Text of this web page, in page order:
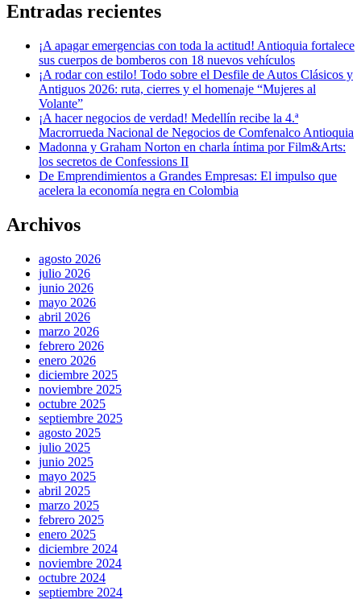
Entradas recientes
¡A apagar emergencias con toda la actitud! Antioquia fortalece
sus cuerpos de bomberos con 18 nuevos vehículos
¡A rodar con estilo! Todo sobre el Desfile de Autos Clásicos y
Antiguos 2026: ruta, cierres y el homenaje “Mujeres al
Volante”
¡A hacer negocios de verdad! Medellín recibe la 4.ª
Macrorrueda Nacional de Negocios de Comfenalco Antioquia
Madonna y Graham Norton en charla íntima por Film&Arts:
los secretos de Confessions II
De Emprendimientos a Grandes Empresas: El impulso que
acelera la economía negra en Colombia
Archivos
agosto 2026
julio 2026
junio 2026
mayo 2026
abril 2026
marzo 2026
febrero 2026
enero 2026
diciembre 2025
noviembre 2025
octubre 2025
septiembre 2025
agosto 2025
julio 2025
junio 2025
mayo 2025
abril 2025
marzo 2025
febrero 2025
enero 2025
diciembre 2024
noviembre 2024
octubre 2024
septiembre 2024